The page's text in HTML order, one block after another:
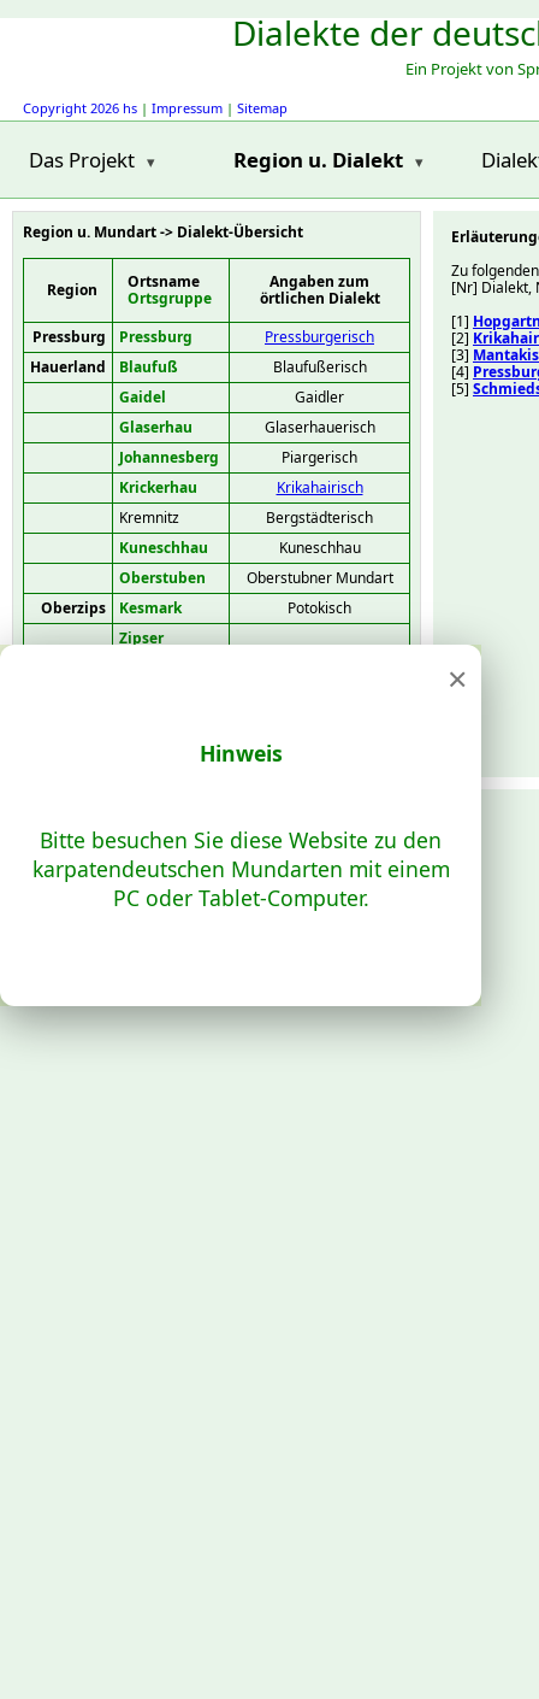
Dialekte der
Ein Projekt von
Copyright 2026 hs | Impressum | Sitemap
Das Projekt Region u. Dialekt
Region u. Mundart -> Dialekt-Übersicht
Region
Ortsname
Ortsgruppe
Angaben zum
örtlichen Dialekt
Pressburg
Pressburg
Pressburgerisch
Hauerland
Blaufuß
Blaufußerisch
Gaidel
Gaidler
Glaserhau
Glaserhauerisch
Johannesberg
Piargerisch
Krickerhau
Krikahairisch
Kremnitz
Bergstädterisch
Kuneschhau
Kuneschhau
Oberstuben
Oberstubner Mundart
Oberzips
Kesmark
Potokisch
Zipser
Gründlerisch
Einsiedel
Mantakisch
Wagendrüssel
Gründlerisch
Unter-
Metzenseifen
Mantakisch
Zu
[Nr] Dialekt,
[1]
[2]
[3]
[4]
[5]
×
Hinweis
Bitte besuchen Sie diese Website zu den
karpatendeutschen Mundarten mit einem
PC oder Tablet-Computer.